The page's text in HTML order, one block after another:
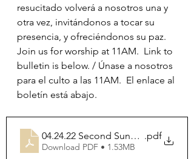
resucitado volverá a nosotros una y
otra vez, invitándonos a tocar su
presencia, y ofreciéndonos su paz.
Join us for worship at 11AM.  Link to
bulletin is below. / Únase a nosotros
para el culto a las 11AM.  El enlace al
boletín está abajo.
04.24.22 Second Sunday of Easter
.pdf
Download PDF • 1.53MB